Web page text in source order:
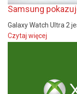
Samsung
Galaxy Watch Ultra 2
Czytaj więcej